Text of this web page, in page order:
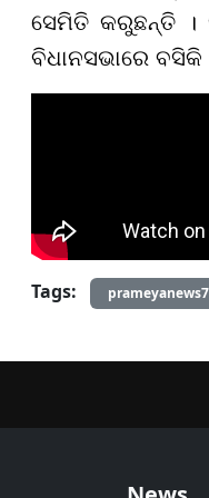
ସେମିତି କରୁଛନ୍ତି ।
ବିଧାନସଭାରେ
Tags: prameyanews7